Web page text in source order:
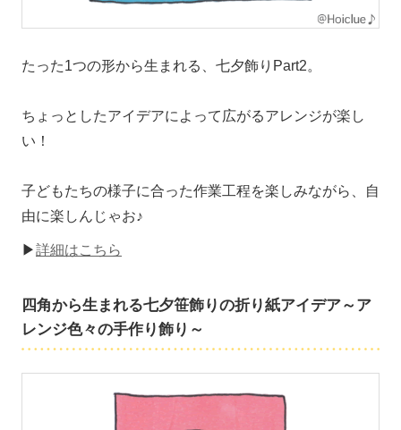
たった1つの形から生まれる、七夕飾りPart2。
ちょっとしたアイデアによって広がるアレンジが楽し
い！
子どもたちの様子に合った作業工程を楽しみながら、自
由に楽しんじゃお♪
▶詳細はこちら
四角から生まれる七夕笹飾りの折り紙アイデア～ア
レンジ色々の手作り飾り～